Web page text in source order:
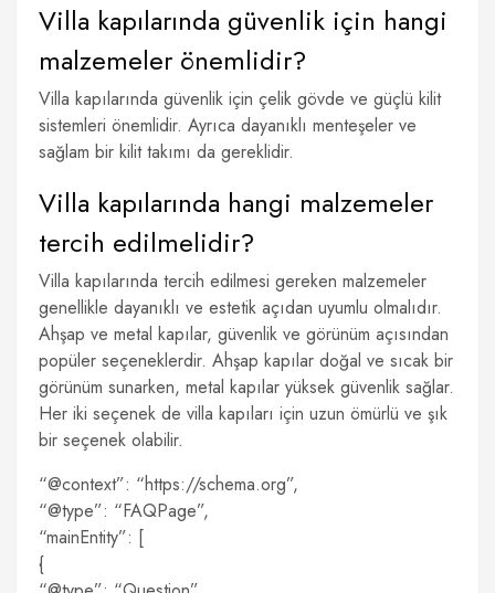
Villa kapılarında güvenlik için hangi
malzemeler önemlidir?
Villa kapılarında güvenlik için çelik gövde ve güçlü kilit
sistemleri önemlidir. Ayrıca dayanıklı menteşeler ve
sağlam bir kilit takımı da gereklidir.
Villa kapılarında hangi malzemeler
tercih edilmelidir?
Villa kapılarında tercih edilmesi gereken malzemeler
genellikle dayanıklı ve estetik açıdan uyumlu olmalıdır.
Ahşap ve metal kapılar, güvenlik ve görünüm açısından
popüler seçeneklerdir. Ahşap kapılar doğal ve sıcak bir
görünüm sunarken, metal kapılar yüksek güvenlik sağlar.
Her iki seçenek de villa kapıları için uzun ömürlü ve şık
bir seçenek olabilir.
“@context”: “https://schema.org”,
“@type”: “FAQPage”,
“mainEntity”: [
{